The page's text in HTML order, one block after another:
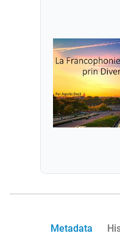
Metadata